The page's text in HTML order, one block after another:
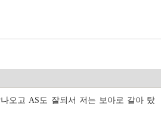
오고 AS도 잘되서 저는 보아로 갈아 탔